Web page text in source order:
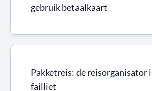
gebruik betaalkaart
Pakketreis: de reisorganisator
failliet